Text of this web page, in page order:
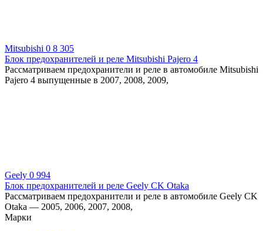
Mitsubishi 0 8 305
Блок предохранителей и реле Mitsubishi Pajero 4
Рассматриваем предохранители и реле в автомобиле Mitsubishi
Pajero 4 выпущенные в 2007, 2008, 2009,
Geely 0 994
Блок предохранителей и реле Geely CK Otaka
Рассматриваем предохранители и реле в автомобиле Geely CK
Otaka — 2005, 2006, 2007, 2008,
Марки